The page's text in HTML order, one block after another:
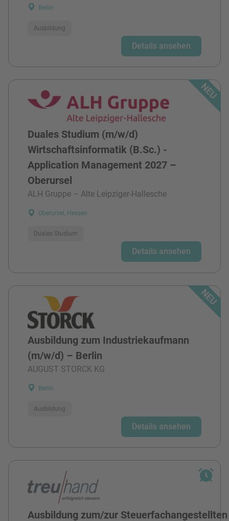
Berlin
Ausbildung
Details ansehen
Duales Studium (m/w/d)
Wirtschaftsinformatik (B.Sc.) -
Application Management 2027 –
Oberursel
ALH Gruppe – Alte Leipziger-Hallesche
Oberursel, Hessen
Duales Studium
Details ansehen
Ausbildung zum Industriekaufmann
(m/w/d) – Berlin
AUGUST STORCK KG
Berlin
Ausbildung
Details ansehen
Ausbildung zum/zur